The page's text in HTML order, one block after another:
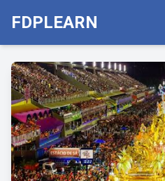
FDPLEARN